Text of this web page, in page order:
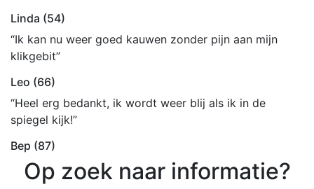
Linda (54)
“Ik kan nu weer goed kauwen zonder pijn aan mijn
klikgebit”
Leo (66)
“Heel erg bedankt, ik wordt weer blij als ik in de
spiegel kijk!”
Bep (87)
Op zoek naar informatie?